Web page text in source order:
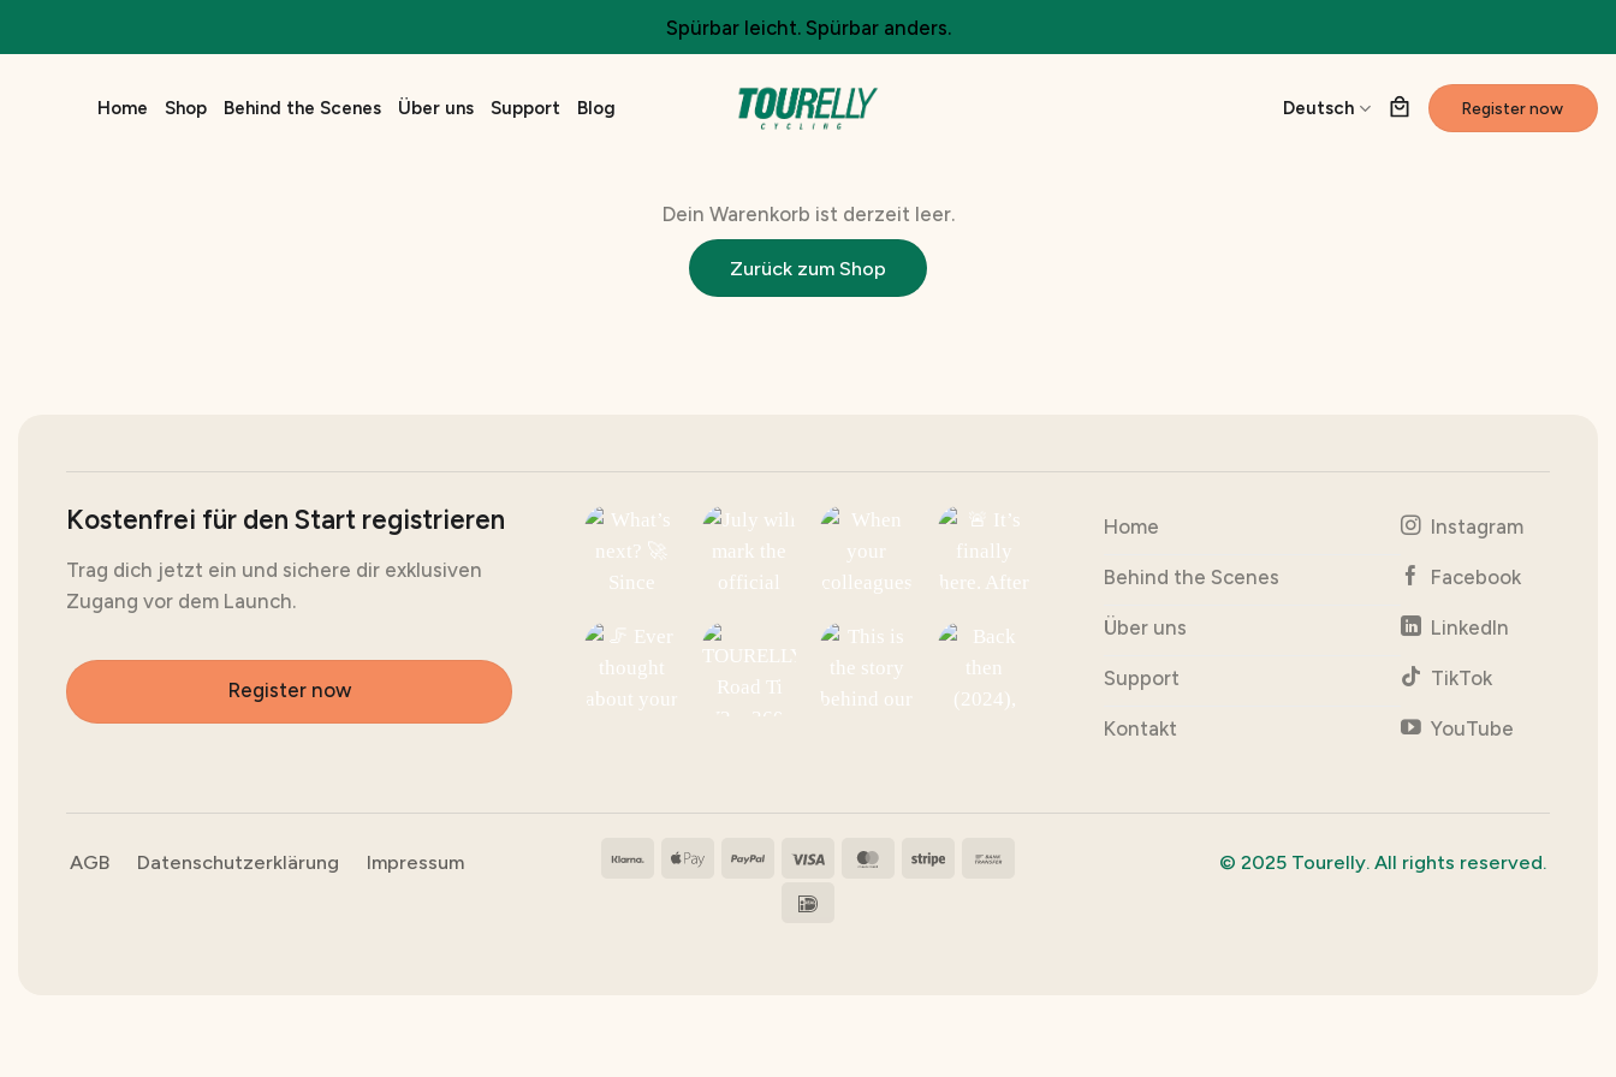
Spürbar leicht. Spürbar anders.
Home Shop Behind the Scenes Über uns Support Blog Deutsch Register now
Dein Warenkorb ist derzeit leer.
Zurück zum Shop
Kostenfrei für den Start registrieren
Trag dich jetzt ein und sichere dir exklusiven
Zugang vor dem Launch.
Register now
Home
Behind the Scenes
Über uns
Support
Kontakt
Instagram
Facebook
LinkedIn
TikTok
YouTube
AGB Datenschutzerklärung Impressum Klarna Apple
PayPal Visa MasterCard
Stripe © 2025 Tourelly. All rights reserved.